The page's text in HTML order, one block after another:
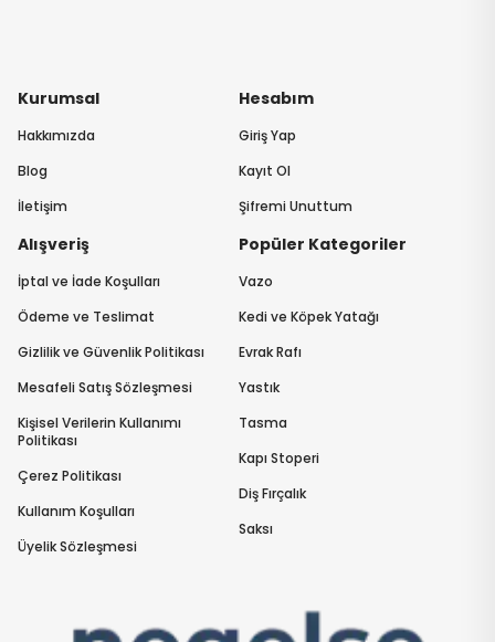
Kurumsal
Hakkımızda
Blog
İletişim
Hesabım
Giriş Yap
Kayıt Ol
Şifremi Unuttum
Alışveriş
İptal ve İade Koşulları
Ödeme ve Teslimat
Gizlilik ve Güvenlik Politikası
Mesafeli Satış Sözleşmesi
Kişisel Verilerin Kullanımı
Politikası
Çerez Politikası
Kullanım Koşulları
Üyelik Sözleşmesi
Popüler Kategoriler
Vazo
Kedi ve Köpek Yatağı
Evrak Rafı
Yastık
Tasma
Kapı Stoperi
Diş Fırçalık
Saksı